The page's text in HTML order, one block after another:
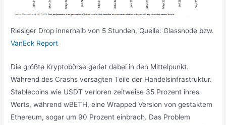
Riesiger Drop innerhalb von 5 Stunden, Quelle: Glassnode bzw.
VanEck Report
Die größte Kryptobörse geriet dabei in den Mittelpunkt.
Während des Crashs versagten Teile der Handelsinfrastruktur.
Stablecoins wie USDT verloren zeitweise 35 Prozent ihres
Werts, während wBETH, eine Wrapped Version von gestaktem
Ethereum, sogar um 90 Prozent einbrach. Das Problem